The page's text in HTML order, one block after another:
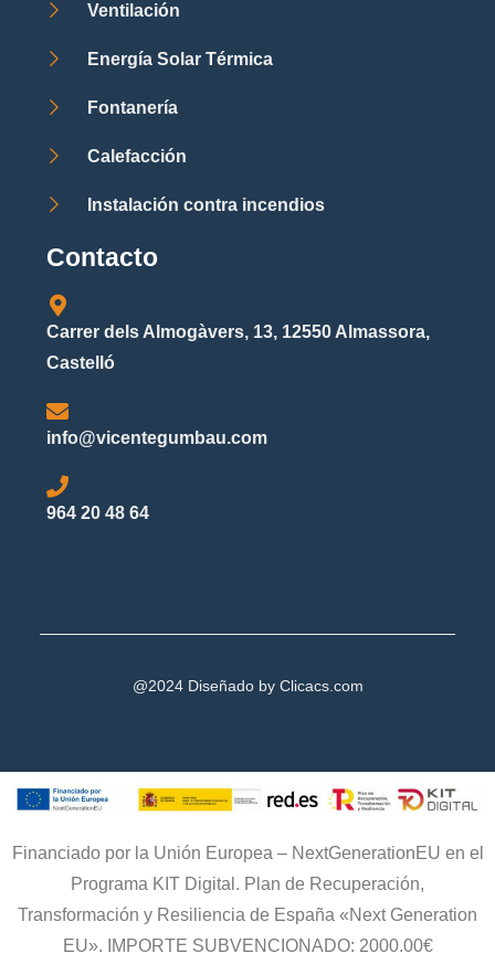
Ventilación
Energía Solar Térmica
Fontanería
Calefacción
Instalación contra incendios
Contacto
Carrer dels Almogàvers, 13, 12550 Almassora,
Castelló
info@vicentegumbau.com
964 20 48 64
@2024 Diseñado by Clicacs.com
Financiado por la Unión Europea – NextGenerationEU en el
Programa KIT Digital. Plan de Recuperación,
Transformación y Resiliencia de España «Next Generation
EU». IMPORTE SUBVENCIONADO: 2000.00€